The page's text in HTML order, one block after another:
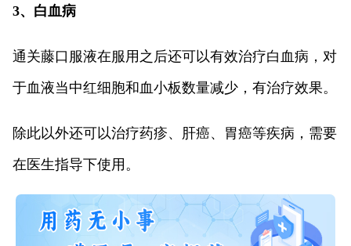
3、白血病
通关藤口服液在服用之后还可以有效治疗白血病，对
于血液当中红细胞和血小板数量减少，有治疗效果。
除此以外还可以治疗药疹、肝癌、胃癌等疾病，需要
在医生指导下使用。